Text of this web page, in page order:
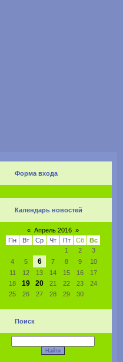
Форма входа
Календарь новостей
« Апрель 2016 »
Пн
Вт Ср Чт Пт Сб
Вс
1
2
3
4
5 6 7 8 9
10
11
12 13 14 15 16
17
18
19 20 21 22 23
24
25
26 27 28 29 30
Поиск